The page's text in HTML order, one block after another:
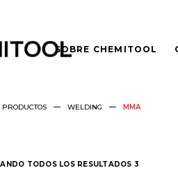
SOBRE CHEMITOOL
PRODUCTOS WELDING MMA
TODOS LOS RESULTADOS 3